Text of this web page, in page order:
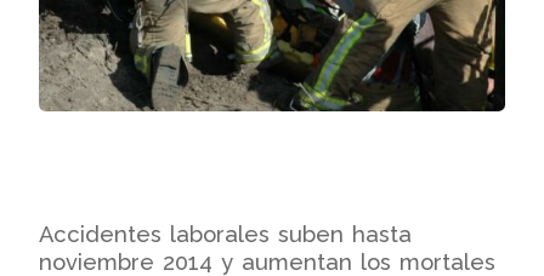
Accidentes laborales suben hasta
noviembre 2014 y aumentan los mortales